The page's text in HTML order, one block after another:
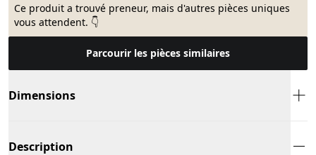
Ce produit a trouvé preneur, mais d'autres pièces uniques
vous attendent. 👇
Parcourir les pièces similaires
Dimensions
Description